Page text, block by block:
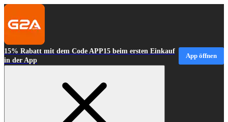
15% Rabatt mit dem Code APP15 beim ersten Einkauf
in der App
App öffnen